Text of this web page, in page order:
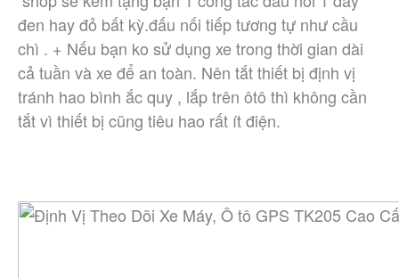
đen hay đỏ bất kỳ.đấu nối tiếp tương tự như cầu
chì . + Nếu bạn ko sử dụng xe trong thời gian dài
cả tuần và xe để an toàn. Nên tắt thiết bị định vị
tránh hao bình ắc quy , lắp trên ôtô thì không cần
tắt vì thiết bị cũng tiêu hao rất ít điện.